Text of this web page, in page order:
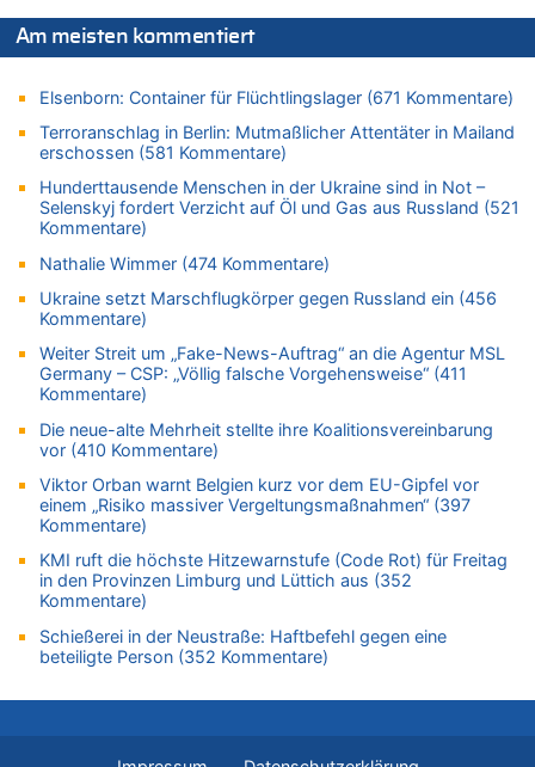
Das 44. Tirolerfest in Eupen in Bildern [Fotogalerie]
07.08.2026 - 09:18 von Noppi zu
AS Eupen: „Keiner weiß, wohin die Reise geht…“
Zweite Hitzewelle in diesem Sommer ist jetzt amtlich
07.08.2026 - 01:12 von WK zu
Warum die Waldbrände in Frankreich und Spanien Rekorde
brechen [Fragen & Antworten]
07.08.2026 - 01:03 von Hugo Egon Bernhard von Sinnen zu
07.08.2026 - 00:50 von WK zu
07.08.2026 - 00:06 von 5/11 zu
Mehrere Menschen in Londons City niedergestochen
06.08.2026 - 23:53 von Foto Anneliese zu
Mehrere Menschen in Londons City niedergestochen
06.08.2026 - 23:25 von WK zu
FIFA-Spitze demonstriert Einigkeit trotz Kritik und neuer
Vorwürfe gegen Präsident Gianni Infantino
06.08.2026 - 22:48 von DG zu
FIFA-Spitze demonstriert Einigkeit trotz Kritik und neuer
Vorwürfe gegen Präsident Gianni Infantino
06.08.2026 - 22:07 von DR ALBERN zu
FIFA-Spitze demonstriert Einigkeit trotz Kritik und neuer
Am meisten kommentiert
Elsenborn: Container für Flüchtlingslager (671 Kommentare)
Terroranschlag in Berlin: Mutmaßlicher Attentäter in Mailand
erschossen (581 Kommentare)
Hunderttausende Menschen in der Ukraine sind in Not –
Selenskyj fordert Verzicht auf Öl und Gas aus Russland (521
Kommentare)
Nathalie Wimmer (474 Kommentare)
Ukraine setzt Marschflugkörper gegen Russland ein (456
Kommentare)
Weiter Streit um „Fake-News-Auftrag“ an die Agentur MSL
Germany – CSP: „Völlig falsche Vorgehensweise“ (411
Kommentare)
Die neue-alte Mehrheit stellte ihre Koalitionsvereinbarung
vor (410 Kommentare)
Viktor Orban warnt Belgien kurz vor dem EU-Gipfel vor
einem „Risiko massiver Vergeltungsmaßnahmen“ (397
Kommentare)
KMI ruft die höchste Hitzewarnstufe (Code Rot) für Freitag
in den Provinzen Limburg und Lüttich aus (352
Kommentare)
Schießerei in der Neustraße: Haftbefehl gegen eine
beteiligte Person (352 Kommentare)